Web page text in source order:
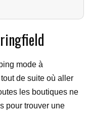
mode à
de suite où aller
les boutiques ne
pour trouver une